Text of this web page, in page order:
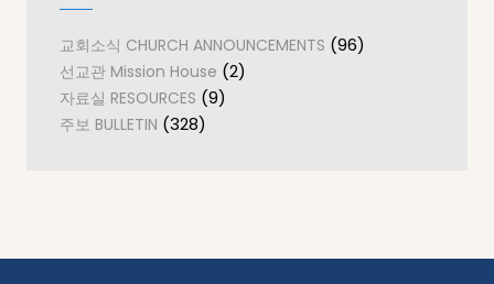
교회소식 CHURCH ANNOUNCEMENTS (96)
선교관 Mission House (2)
자료실 RESOURCES (9)
주보 BULLETIN (328)